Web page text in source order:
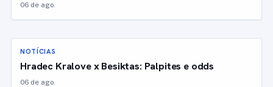
06 de ago.
NOTÍCIAS
Hradec Kralove x Besiktas: Palpites e odds
06 de ago.